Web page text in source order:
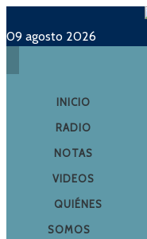
09 agosto 2026
INICIO
RADIO
NOTAS
VIDEOS
QUIÉNES
SOMOS